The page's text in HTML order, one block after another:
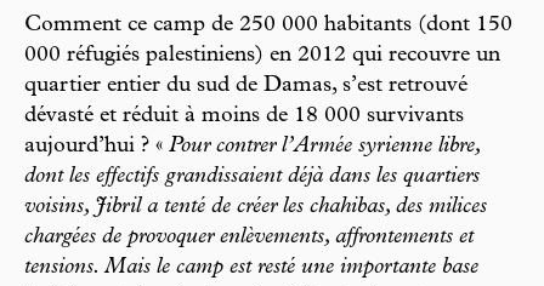
Comment ce camp de 250 000 habitants (dont 150
000 réfugiés palestiniens) en 2012 qui recouvre un
quartier entier du sud de Damas, s’est retrouvé
dévasté et réduit à moins de 18 000 survivants
aujourd’hui ? « Pour contrer l’Armée syrienne libre,
dont les effectifs grandissaient déjà dans les quartiers
voisins, Jibril a tenté de créer les chahibas, des milices
chargées de provoquer enlèvements, affrontements et
tensions. Mais le camp est resté une importante base